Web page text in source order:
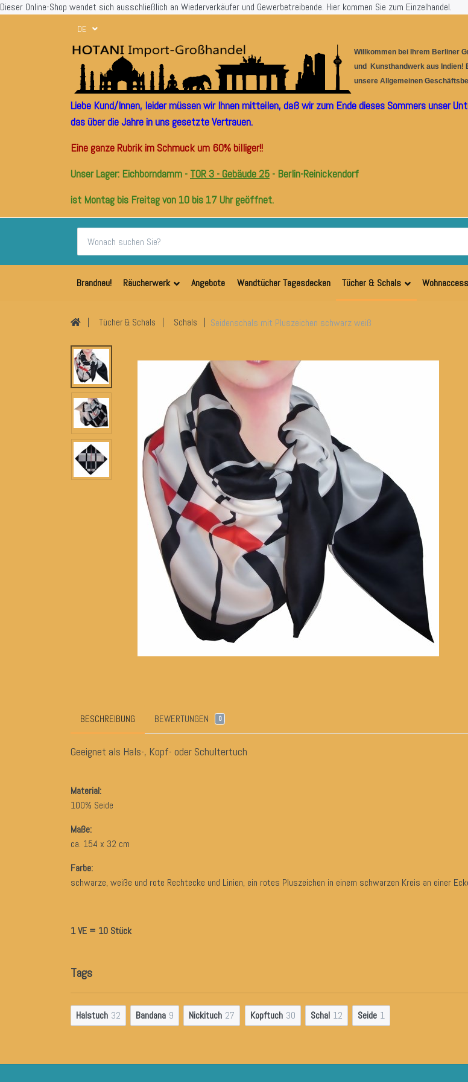
Dieser Online-Shop wendet sich ausschließlich an Wiederverkäufer und Gewerbetreibende. Hier kommen Sie zum Einzelhandel.
DE
Willkommen bei Ihrem Berliner G
und Kunsthandwerk aus I ndien!
unsere Allgemeinen
Liebe Kund/Innen, leider müssen wir Ihnen mitteilen, daß wir zum Ende dieses Sommers unser
das über die Jahre in uns gesetzte Vertrauen.
Eine ganze Rubrik im Schmuck um 60% billiger!!
Unser Lager: Eichborndamm - TOR 3 - Gebäude 25 - Berlin-Reinickendorf
ist Montag bis Freitag von 10 bis 17 Uhr geöffnet.
Brandneu! Räucherwerk Angebote Wandtücher Tagesdecken Tücher & Schals
Tücher & Schals Schals Seidenschals mit Pluszeichen schwarz weiß
BESCHREIBUNG BEWERTUNGEN 0
Geeignet als Hals-, Kopf- oder Schultertuch
Material:
100% Seide
Maße:
ca. 154 x 32 cm
Farbe:
schwarze, weiße und rote Rechtecke und Linien, ein rotes Pluszeichen in einem schwarzen Kreis an einer
1 VE = 10 Stück
Tags
Halstuch 32 Bandana 9 Nickituch 27 Kopftuch 30 Schal 12 Seide 1